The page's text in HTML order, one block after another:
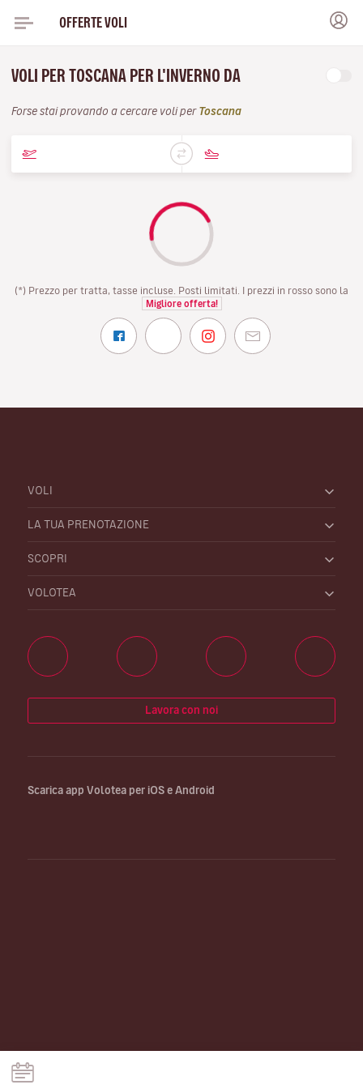
OFFERTE VOLI
VOLI PER TOSCANA PER L'INVERNO DA
Forse stai provando a cercare voli per Toscana
(*) Prezzo per tratta, tasse incluse. Posti limitati. I prezzi in rosso sono la
Migliore offerta!
VOLI
LA TUA PRENOTAZIONE
SCOPRI
VOLOTEA
Lavora con noi
Scarica app Volotea per iOS e Android